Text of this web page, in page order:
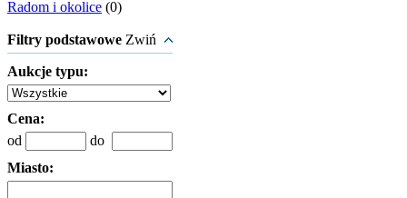
Radom i okolice (0)
Filtry podstawowe Zwiń
Aukcje typu:
Cena:
od
do
Miasto: